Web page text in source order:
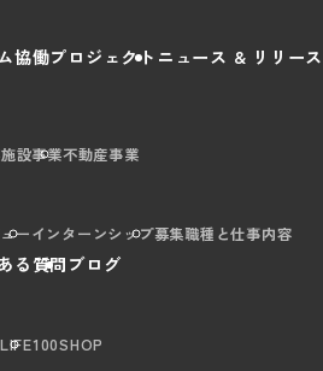
協働プロジェクト ニュース & リリース
施設事業不動産事業
ーインターンシップ募集職種と仕事内容
る質問 ブログ
100SHOP